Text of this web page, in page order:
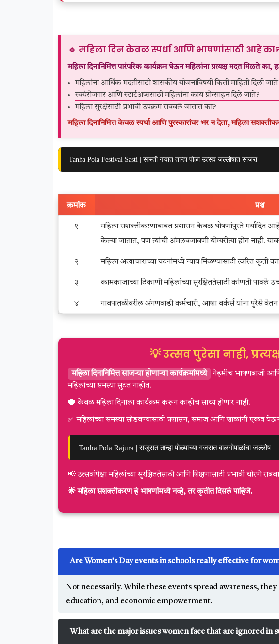
🔹 महिला दिन केवळ स्पर्धा आणि भाषणांसाठी आहे
महिला दिनानिमित्त पारंपरिक कार्यक्रम घेऊन महिलांना प्रत्यक्ष मदत मिळते का,
महिलांना आर्थिक मदतीसाठी शासकीय योजनांविषयी किती माहिती दिली
स्वयंरोजगार आणि स्टार्टअप्ससाठी महिलांना काय प्रोत्साहन दिले जाते?
महिला सुरक्षेसाठी प्रभावी उपक्रम राबवले जातात का?
महिला दिनानिमित्त केवळ स्पर्धा आणि पुरस्कारांवर भर न देता, महिला
Tanha Pola Festival Sasti | सास्ती गावात तान्हा पोळा उत्सव जल्लोषात साजरा
क्रमांक प्रश्न
१
महिला सशक्तीकरणाबाबत प्रशासन केवळ घोषणांपुरते मर्यादित आहे.
केल्या जातात, पण त्यांची अंमलबजावणी योग्यरीत्या होत नाही.
२ महिला अत्याचाराच्या घटनांमध्ये न्याय मिळण्यासाठी त्वरित कृती
३ कामकाजाच्या ठिकाणी महिलांच्या सुरक्षिततेसाठी कोणती
४ गावपातळीवरील अंगणवाडी कर्मचारी, आशा वर्कर्स यांना पुरेसे
💡 उत्सव पुरेसा नाही,
महिला दिनानिमित्त साजऱ्या होणाऱ्या कार्यक्रमांमध्ये
नेहमीच भाषणबाजी आणि
महिलांच्या समस्या सुटत नाहीत.
🛑 केवळ महिला दिनाला कार्यक्रम करून काहीच साध्य होणार नाही.
✅ महिलांच्या समस्या सोडवण्यासाठी प्रशासन, समाज आणि शाळांनी एकत्र
Tanha Pola Rajura | राजूरात तान्हा पोळ्याच्या गजरात बालगोपाळांचा जल्लोष
📢 उत्सवांपेक्षा महिलांच्या सुरक्षिततेसाठी आणि शिक्षणासाठी प्रभावी धोरणे
🌟 महिला सशक्तीकरण हे भाषणांमध्ये नव्हे, तर कृतीत दिसले पाहिजे.
Are Women’s Day events in schools really effective for
Not necessarily. While these events spread awareness,
education, and economic empowerment.
What are the major issues women face that are ignored in